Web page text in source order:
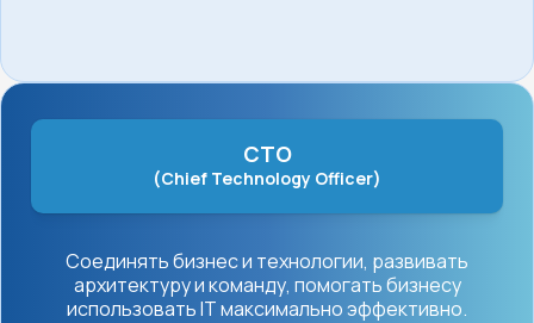
СТО
(Chief Technology Officer)
Cоединять бизнес и технологии, развивать
архитектуру и команду, помогать бизнесу
использовать IT максимально эффективно.